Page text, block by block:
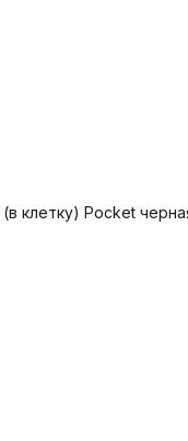
клетку) Pocket